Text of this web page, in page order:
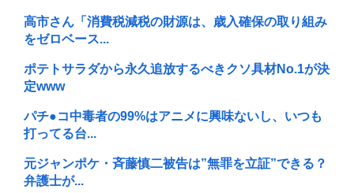
高市さん「消費税減税の財源は、歳入確保の取り組み
をゼロベース...
ポテトサラダから永久追放するべきクソ具材No.1が決
定www
パチ●コ中毒者の99%はアニメに興味ないし、いつも
打ってる台...
元ジャンポケ・斉藤慎二被告は”無罪を立証”できる？
弁護士が...